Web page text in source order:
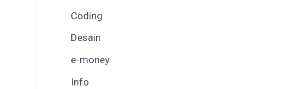
Coding
Desain
e-money
Info